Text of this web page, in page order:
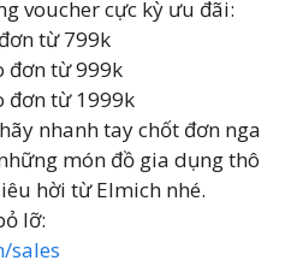
voucher cực kỳ ưu đãi:
từ 799k
đơn từ 999k
đơn từ 1999k
nhanh tay chốt đơn nga
món đồ gia dụng thô
hời từ Elmich nhé.
lỡ:
sales